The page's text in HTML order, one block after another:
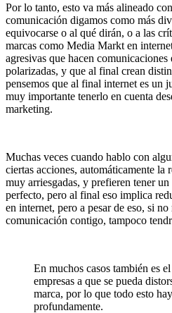
Por lo tanto, esto va más alineado
comunicación digamos como más
equivocarse o al qué dirán, o a las
marcas como Media Markt en
agresivas que hacen comunicaciones
polarizadas, y que al final crean
pensemos que al final internet es un
muy importante tenerlo en cuenta
marketing.
Muchas veces cuando hablo con
ciertas acciones, automáticamente la
muy arriesgadas, y prefieren tener
perfecto, pero al final eso implica
en internet, pero a pesar de eso, si no
comunicación contigo, tampoco
En muchos casos también es
empresas a que se pueda
marca, por lo que todo esto
profundamente.